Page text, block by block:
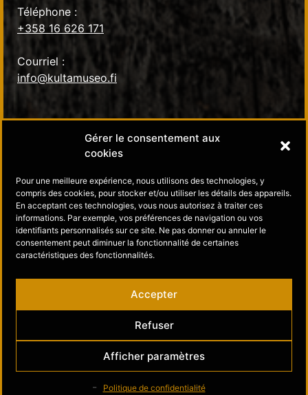
Gérer le consentement aux
cookies
Pour une meilleure expérience, nous utilisons des technologies, y
compris des cookies, pour stocker et/ou utiliser les détails des appareils.
En acceptant ces technologies, vous nous autorisez à traiter ces
informations. Par exemple, vos préférences de navigation ou vos
identifiants personnalisés sur ce site. Ne pas donner ou annuler le
consentement peut diminuer la fonctionnalité de certaines
caractéristiques des fonctionnalités.
Accepter
Refuser
Afficher paramètres
Politique de confidentialité
Téléphone :
+358 16 626 171
Courriel :
info@kultamuseo.fi
Contact
Suivez-nous
Musée de l’Or sur Facebook
Musée de l’Or sur Instagram